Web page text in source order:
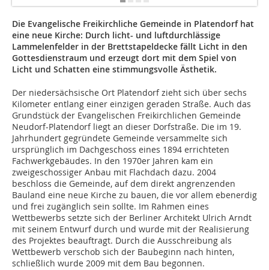
Die Evangelische Freikirchliche Gemeinde in Platendorf hat
eine neue Kirche: Durch licht- und luftdurchlässige
Lammelenfelder in der Brettstapeldecke fällt Licht in den
Gottesdienstraum und erzeugt dort mit dem Spiel von
Licht und Schatten eine stimmungsvolle Ästhetik.
Der niedersächsische Ort Platendorf zieht sich über sechs
Kilometer entlang einer einzigen geraden Straße. Auch das
Grundstück der Evangelischen Freikirchlichen Gemeinde
Neudorf-Platendorf liegt an dieser Dorfstraße. Die im 19.
Jahrhundert gegründete Gemeinde versammelte sich
ursprünglich im Dachgeschoss eines 1894 errichteten
Fachwerkgebäudes. In den 1970er Jahren kam ein
zweigeschossiger Anbau mit Flachdach dazu. 2004
beschloss die Gemeinde, auf dem direkt angrenzenden
Bauland eine neue Kirche zu bauen, die vor allem ebenerdig
und frei zugänglich sein sollte. Im Rahmen eines
Wettbewerbs setzte sich der Berliner Architekt Ulrich Arndt
mit seinem Entwurf durch und wurde mit der Realisierung
des Projektes beauftragt. Durch die Ausschreibung als
Wettbewerb verschob sich der Baubeginn nach hinten,
schließlich wurde 2009 mit dem Bau begonnen.